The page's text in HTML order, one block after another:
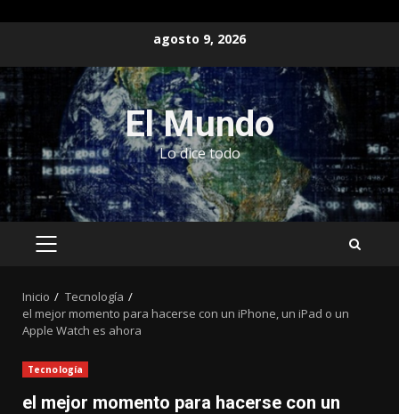
contenido
agosto 9, 2026
El Mundo
Lo dice todo
MENÚ
Inicio
Tecnología
el mejor momento para hacerse con un iPhone, un iPad o un
Apple Watch es ahora
Tecnología
el mejor momento para hacerse con un